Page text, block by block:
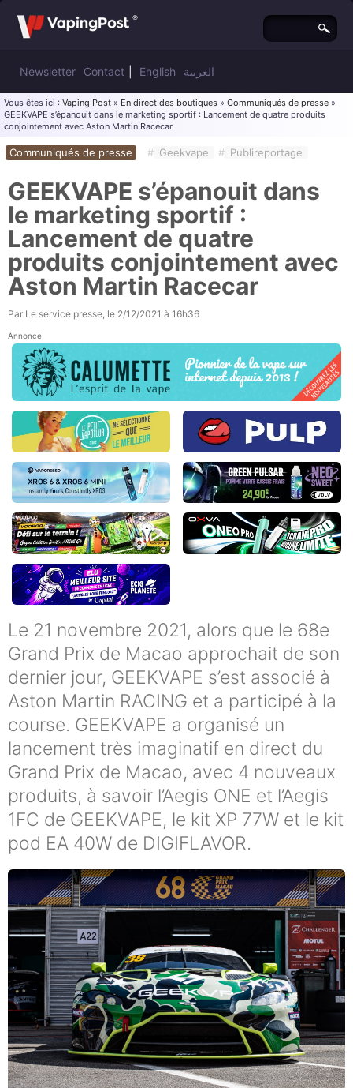
Newsletter Contact English العربية
Vous êtes ici : Vaping Post » En direct des boutiques » Communiqués de presse »
GEEKVAPE s’épanouit dans le marketing sportif : Lancement de quatre produits
conjointement avec Aston Martin Racecar
Communiqués de presse # Geekvape # Publireportage
GEEKVAPE s’épanouit dans
le marketing sportif :
Lancement de quatre
produits conjointement avec
Aston Martin Racecar
Par Le service presse, le 2/12/2021 à 16h36
Annonce
Le 21 novembre 2021, alors que le 68e
Grand Prix de Macao approchait de son
dernier jour, GEEKVAPE s’est associé à
Aston Martin RACING et a participé à la
course. GEEKVAPE a organisé un
lancement très imaginatif en direct du
Grand Prix de Macao, avec 4 nouveaux
produits, à savoir l’Aegis ONE et l’Aegis
1FC de GEEKVAPE, le kit XP 77W et le kit
pod EA 40W de DIGIFLAVOR.